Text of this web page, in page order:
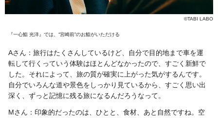
©TABI LABO
『一心鮨 光洋』では、“宮崎前”のお鮨がいただける
Aさん：旅行はたくさんしているけど、自分で目的地まで車を運
転して行くっていう体験はほとんどなかったので、すごく新鮮で
した。それによって、旅の質が確実に上がった気がするんです。
自分でいろんな道や景色をしっかり見ているから、すごく思い出
深く、ずっと記憶に残る旅になるんだろうなって。
Mさん：印象的だったのは、ひとと、食材、あと自然ですね。空